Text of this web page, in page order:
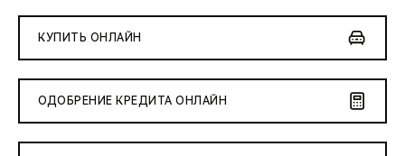
КУПИТЬ ОНЛАЙН
ОДОБРЕНИЕ КРЕДИТА ОНЛАЙН